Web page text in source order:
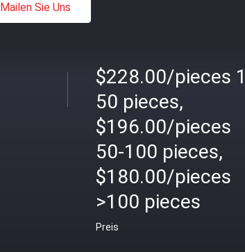
Mailen Sie Uns
$228.00/pieces
50 pieces,
$196.00/pieces
50-100 pieces,
$180.00/pieces
>100 pieces
Preis